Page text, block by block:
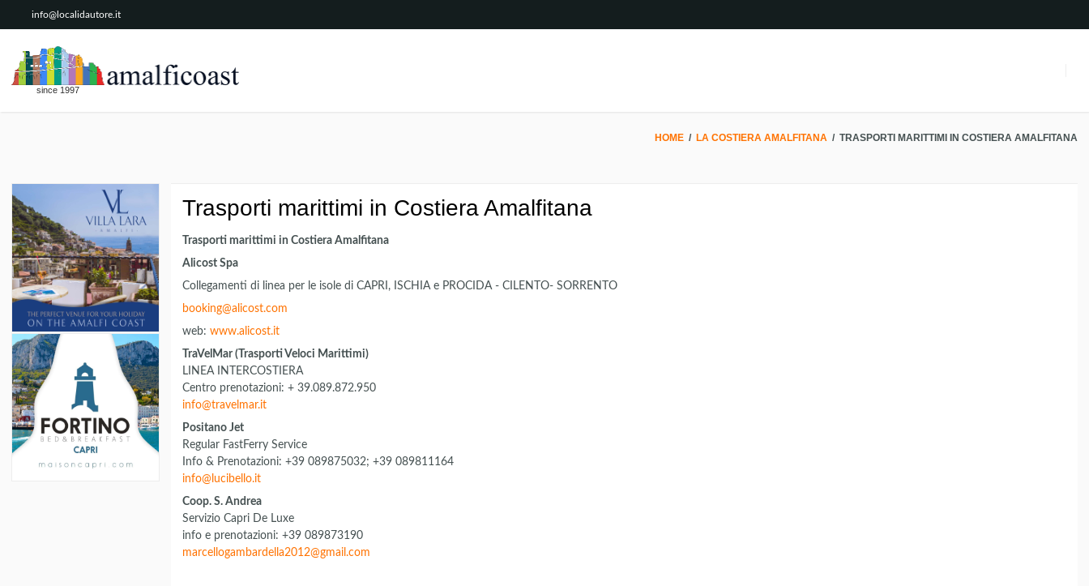
info@localidautore.it
since 1997
HOME / LA COSTIERA AMALFITANA / TRASPORTI MARITTIMI IN COSTIERA AMALFITANA
Trasporti marittimi in Costiera Amalfitana
Trasporti marittimi in Costiera Amalfitana
Alicost Spa
Collegamenti di linea per le isole di CAPRI, ISCHIA e PROCIDA - CILENTO- SORRENTO
booking@alicost.com
web:www.alicost.it
TraVelMar (Trasporti Veloci Marittimi)
LINEA INTERCOSTIERA
Centro prenotazioni: + 39.089.872.950
info@travelmar.it
Positano Jet
Regular FastFerry Service
Info & Prenotazioni: +39 089875032; +39 089811164
info@lucibello.it
Coop. S. Andrea
Servizio Capri De Luxe
info e prenotazioni: +39 089873190
marcellogambardella2012@gmail.com